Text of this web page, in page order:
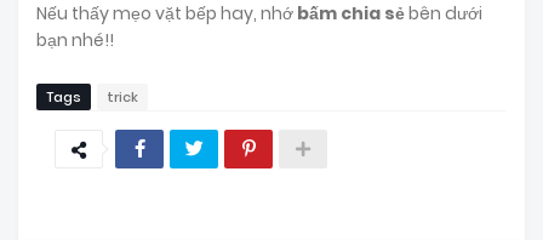
Nếu thấy mẹo vặt bếp hay, nhớ bấm chia sẻbên dưới
bạn nhé!!
Tags trick